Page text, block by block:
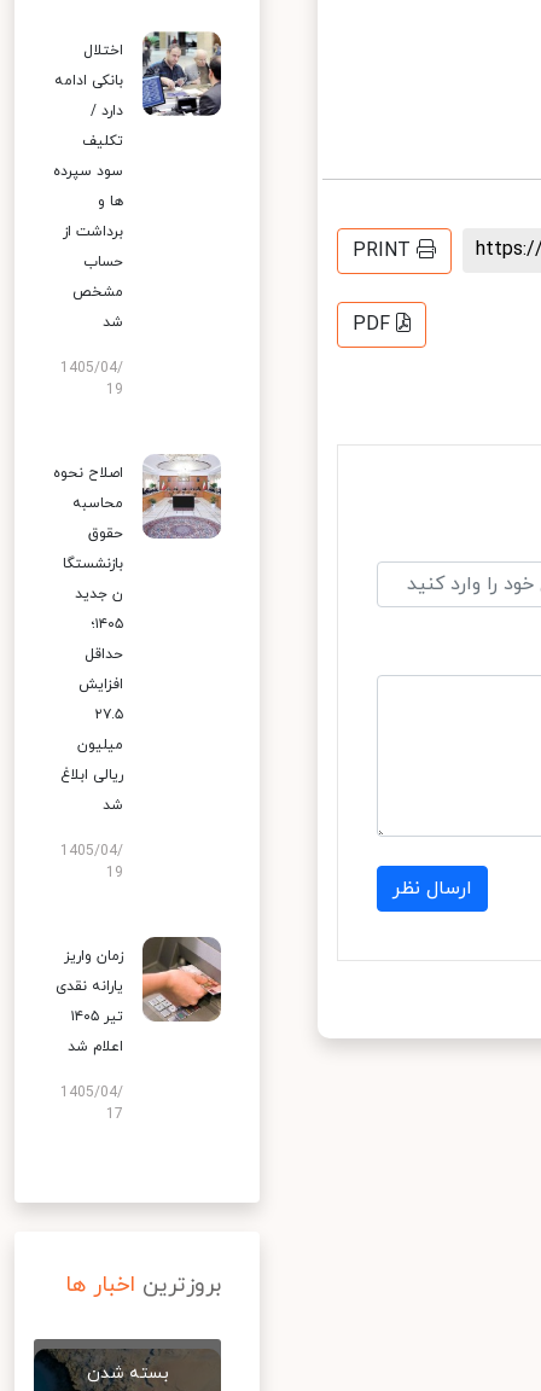
PRINT
PDF
ارسال نظر
اختلال
بانکی ادامه
دارد /
تکلیف
سود سپرده
ها و
برداشت از
حساب
مشخص
شد
1405/04/
19
اصلاح نحوه
محاسبه
حقوق
بازنشستگا
ن جدید
۱۴۰۵؛
حداقل
افزایش
۲۷.۵
میلیون
ریالی ابلاغ
شد
1405/04/
19
زمان واریز
یارانه نقدی
تیر ۱۴۰۵
اعلام شد
1405/04/
17
بروزترین اخبار ها
بسته شدن